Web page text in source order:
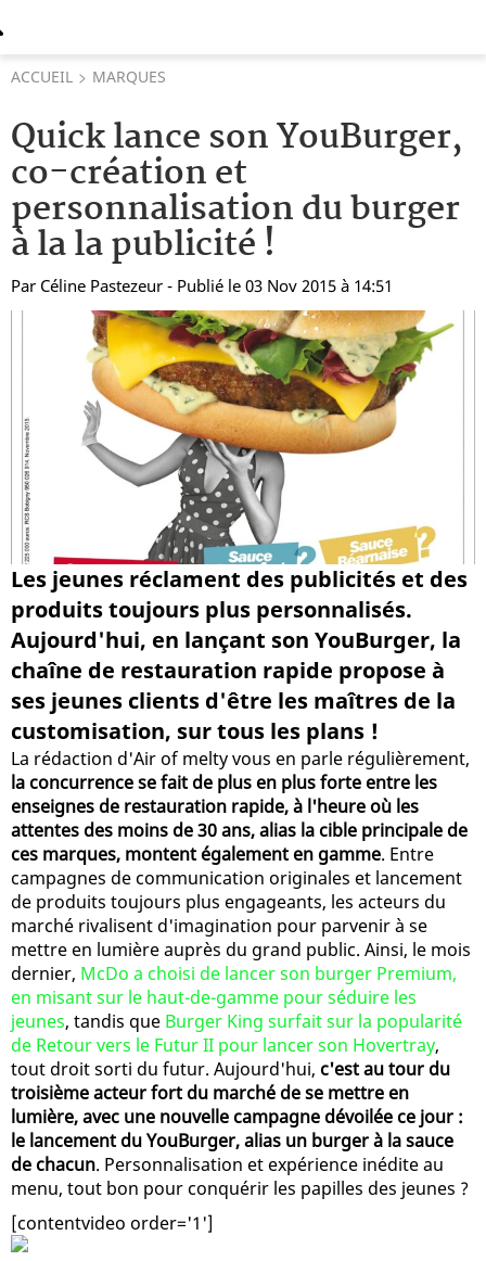
ACCUEIL MARQUES
Quick lance son YouBurger,
co-création et
personnalisation du burger
à la la publicité !
Par Céline Pastezeur - Publié le 03 Nov 2015 à 14:51
Les jeunes réclament des publicités et des
produits toujours plus personnalisés.
Aujourd'hui, en lançant son YouBurger, la
chaîne de restauration rapide propose à
ses jeunes clients d'être les maîtres de la
customisation, sur tous les plans !
La rédaction d'Air of melty vous en parle régulièrement,
la concurrence se fait de plus en plus forte entre les
enseignes de restauration rapide, à l'heure où les
attentes des moins de 30 ans, alias la cible principale de
ces marques, montent également en gamme. Entre
campagnes de communication originales et lancement
de produits toujours plus engageants, les acteurs du
marché rivalisent d'imagination pour parvenir à se
mettre en lumière auprès du grand public. Ainsi, le mois
dernier, McDo a choisi de lancer son burger Premium,
en misant sur le haut-de-gamme pour séduire les
jeunes, tandis que Burger King surfait sur la popularité
de Retour vers le Futur II pour lancer son Hovertray,
tout droit sorti du futur. Aujourd'hui, c'est au tour du
troisième acteur fort du marché de se mettre en
lumière, avec une nouvelle campagne dévoilée ce jour :
le lancement du YouBurger, alias un burger à la sauce
de chacun. Personnalisation et expérience inédite au
menu, tout bon pour conquérir les papilles des jeunes ?
[contentvideo order='1']